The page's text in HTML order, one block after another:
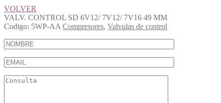
VOLVER
VALV. CONTROL SD 6V12/ 7V12/ 7V16 49 MM
Codigo: 5WP-AA Compresores, Valvulas de control